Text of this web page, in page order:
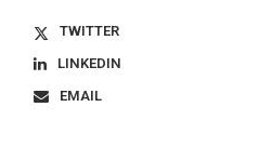
TWITTER
LINKEDIN
EMAIL